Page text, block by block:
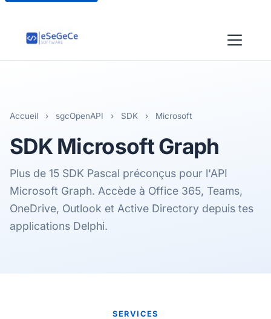
Accueil › sgcOpenAPI › SDK › Microsoft
SDK MicrosoftGraph
Plus de 15 SDK Pascal préconçus pour l'API
Microsoft Graph. Accède à Office 365, Teams,
OneDrive, Outlook et Active Directory depuis tes
applications Delphi.
SERVICES